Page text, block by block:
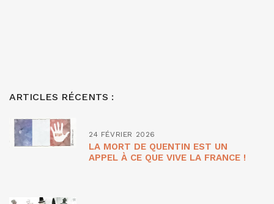
ARTICLES RÉCENTS :
24 FÉVRIER 2026
LA MORT DE QUENTIN EST UN
APPEL À CE QUE VIVE LA FRANCE !